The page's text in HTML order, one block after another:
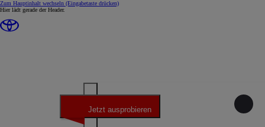
Zum Hauptinhalt wechseln (Eingabetaste drücken)
Hier lädt gerade der Header.
Jetzt ausprobieren